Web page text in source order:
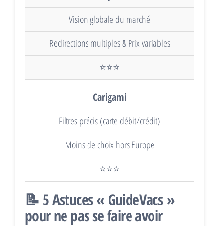
Vision globale du marché
Redirections multiples & Prix variables
⭐⭐⭐
Carigami
Filtres précis (carte débit/crédit)
Moins de choix hors Europe
⭐⭐⭐
📝 5 Astuces « GuideVacs »
pour ne pas se faire avoir